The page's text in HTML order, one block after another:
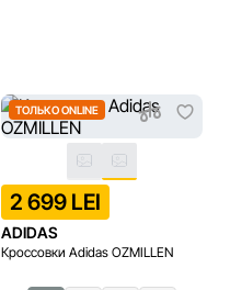
ТОЛЬКО ONLINE
2 699 LEI
ADIDAS
Кроссовки Adidas OZMILLEN